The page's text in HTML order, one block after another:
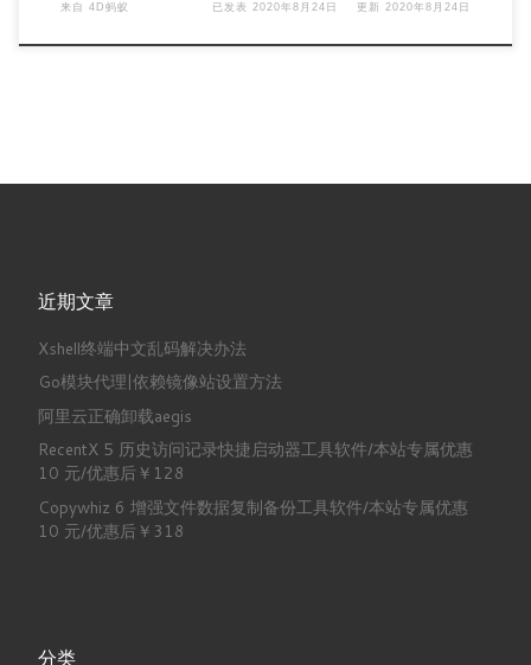
来自 4D蚂蚁 已发表2020年8月24日 更新2020年8月24日
近期文章
Xshell终端中文乱码解决办法
Go模块代理|依赖镜像站设置方法
阿里云正确卸载aegis
RecentX 5 历史访问记录快捷启动器工具软件/本站专属优惠
10 元/优惠后￥128
Copywhiz 6 增强文件数据复制备份工具软件/本站专属优惠
10 元/优惠后￥318
分类